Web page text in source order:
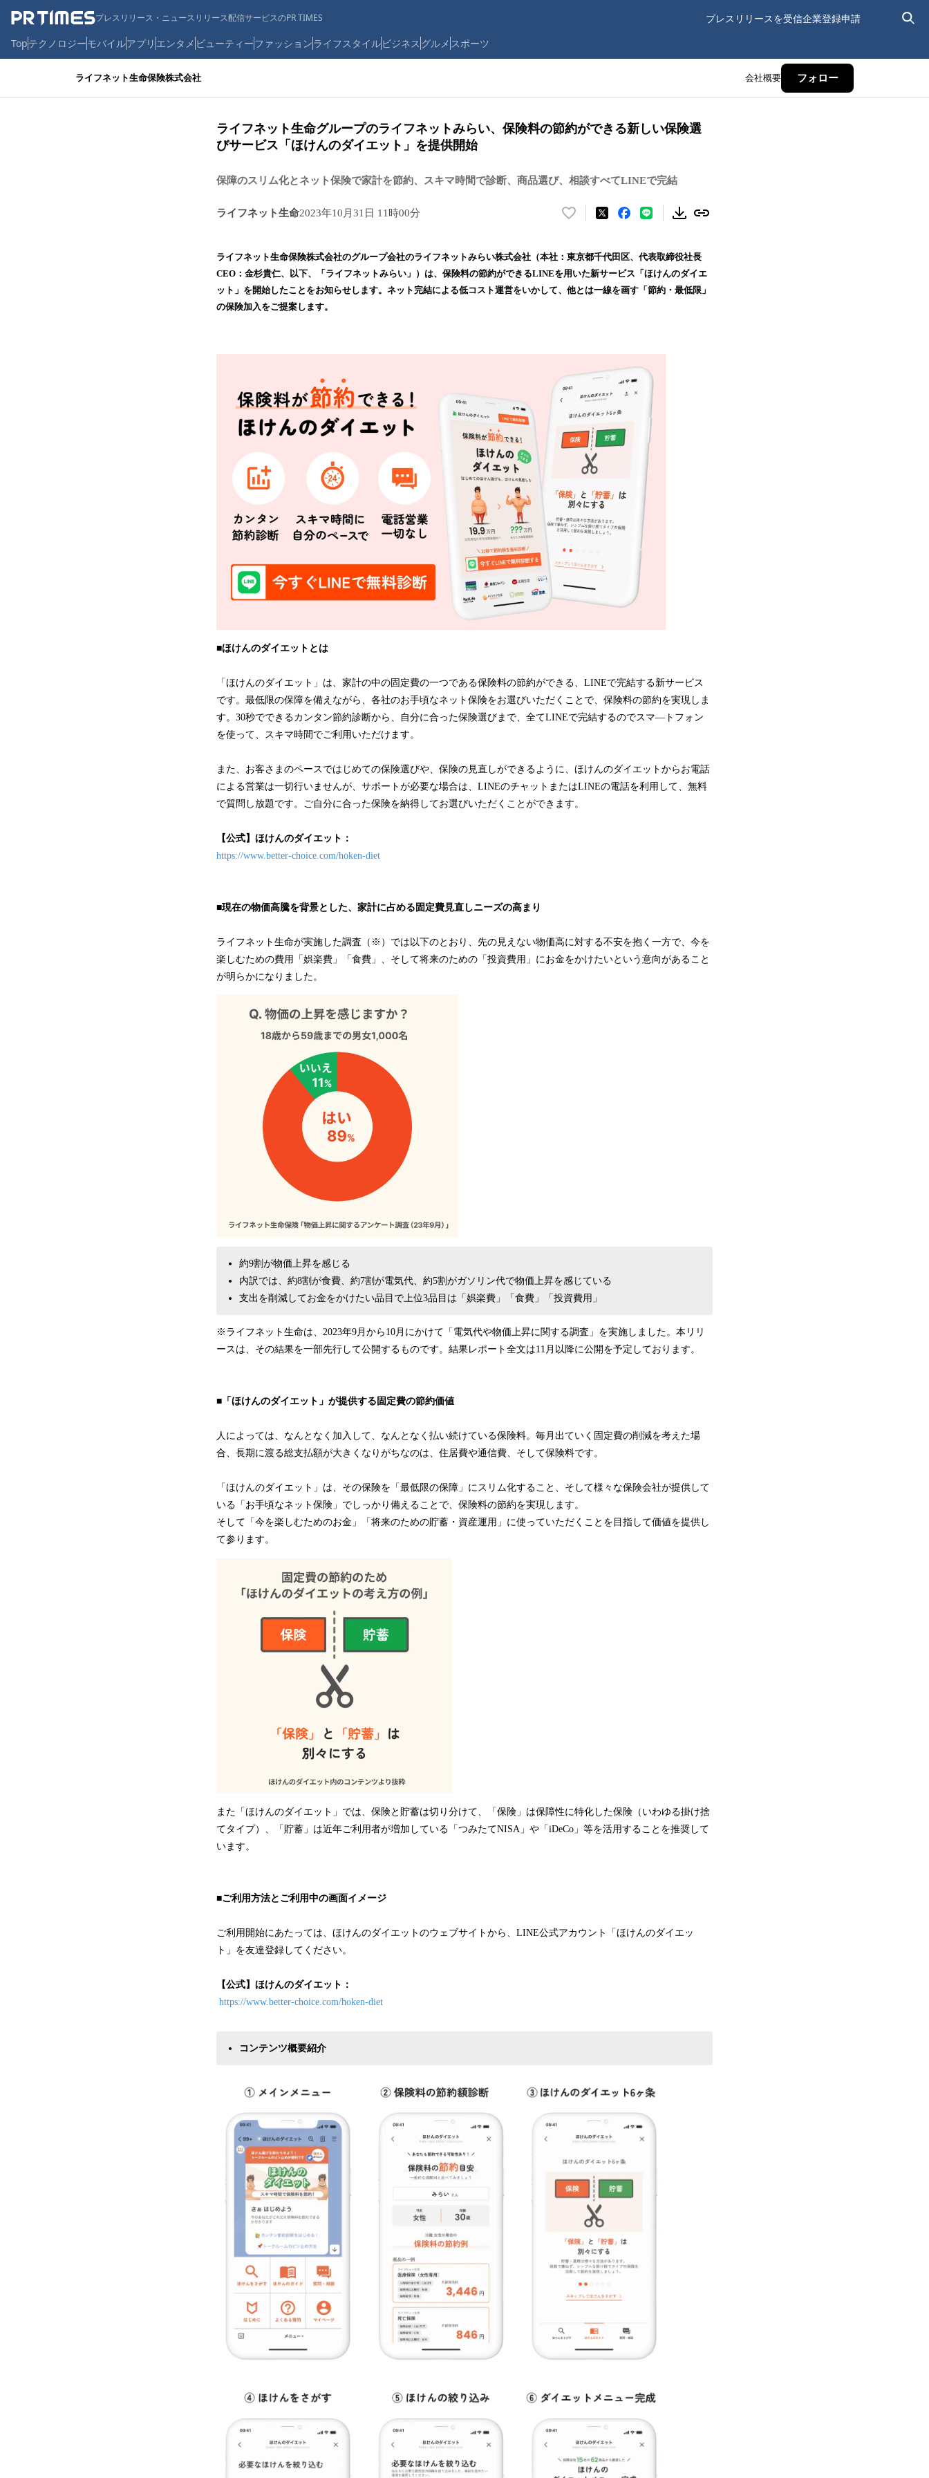
プレスリリース・ニュースリリース配信サービスのPR TIMES プレスリリースを受信企業登録申請
Topテクノロジーモバイルアプリ エンタメ ビューティーファッションライフスタイルビジネス グルメ スポーツ
ライフネット生命保険株式会社 会社概要 フォロー
ライフネット生命グループのライフネットみらい、保険料の節約ができる新しい保険選
びサービス「ほけんのダイエット」を提供開始
保障のスリム化とネット保険で家計を節約、スキマ時間で診断、商品選び、相談すべてLINEで完結
ライフネット生命2023年10月31日 11時00分
い
！
数
を
で
す
ライフネット生命保険株式会社のグループ会社のライフネットみらい株式会社（本社：東京都千代田区、代表取締役社長
CEO：金杉貴仁、以下、「ライフネットみらい」）は、保険料の節約ができるLINEを用いた新サービス「ほけんのダイエ
ット」を開始したことをお知らせします。ネット完結による低コスト運営をいかして、他とは一線を画す「節約・最低限」
の保険加入をご提案します。
■ほけんのダイエットとは
「ほけんのダイエット」は、家計の中の固定費の一つである保険料の節約ができる、LINEで完結する新サービス
です。最低限の保障を備えながら、各社のお手頃なネット保険をお選びいただくことで、保険料の節約を実現しま
す。30秒でできるカンタン節約診断から、自分に合った保険選びまで、全てLINEで完結するのでスマ―トフォン
を使って、スキマ時間でご利用いただけます。
また、お客さまのペースではじめての保険選びや、保険の見直しができるように、ほけんのダイエットからお電話
による営業は一切行いませんが、サポートが必要な場合は、LINEのチャットまたはLINEの電話を利用して、無料
で質問し放題です。ご自分に合った保険を納得してお選びいただくことができます。
【公式】ほけんのダイエット：
https://www.better-choice.com/hoken-diet
■現在の物価高騰を背景とした、家計に占める固定費見直しニーズの高まり
ライフネット生命が実施した調査（※）では以下のとおり、先の見えない物価高に対する不安を抱く一方で、今を
楽しむための費用「娯楽費」「食費」、そして将来のための「投資費用」にお金をかけたいという意向があること
が明らかになりました。
約9割が物価上昇を感じる
内訳では、約8割が食費、約7割が電気代、約5割がガソリン代で物価上昇を感じている
支出を削減してお金をかけたい品目で上位3品目は「娯楽費」「食費」「投資費用」
※ライフネット生命は、2023年9月から10月にかけて「電気代や物価上昇に関する調査」を実施しました。本リリ
ースは、その結果を一部先行して公開するものです。結果レポート全文は11月以降に公開を予定しております。
■「ほけんのダイエット」が提供する固定費の節約価値
人によっては、なんとなく加入して、なんとなく払い続けている保険料。毎月出ていく固定費の削減を考えた場
合、長期に渡る総支払額が大きくなりがちなのは、住居費や通信費、そして保険料です。
「ほけんのダイエット」は、その保険を「最低限の保障」にスリム化すること、そして様々な保険会社が提供して
いる「お手頃なネット保険」でしっかり備えることで、保険料の節約を実現します。
そして「今を楽しむためのお金」「将来のための貯蓄・資産運用」に使っていただくことを目指して価値を提供し
て参ります。
また「ほけんのダイエット」では、保険と貯蓄は切り分けて、「保険」は保障性に特化した保険（いわゆる掛け捨
てタイプ）、「貯蓄」は近年ご利用者が増加している「つみたてNISA」や「iDeCo」等を活用することを推奨して
います。
■ご利用方法とご利用中の画面イメージ
ご利用開始にあたっては、ほけんのダイエットのウェブサイトから、LINE公式アカウント「ほけんのダイエッ
ト」を友達登録してください。
【公式】ほけんのダイエット：
https://www.better-choice.com/hoken-diet
コンテンツ概要紹介